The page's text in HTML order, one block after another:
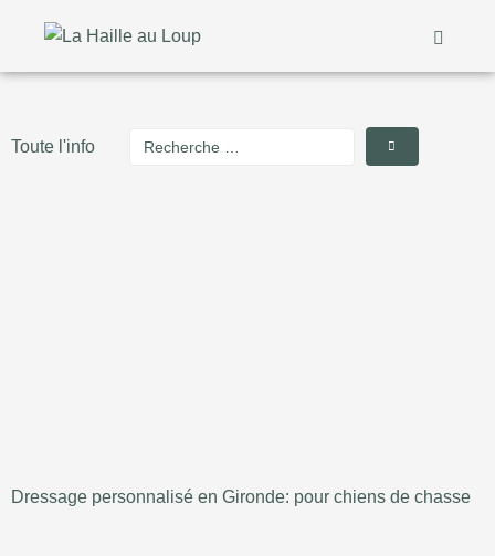
Toute l'info
Dressage personnalisé en Gironde: pour chiens de chasse